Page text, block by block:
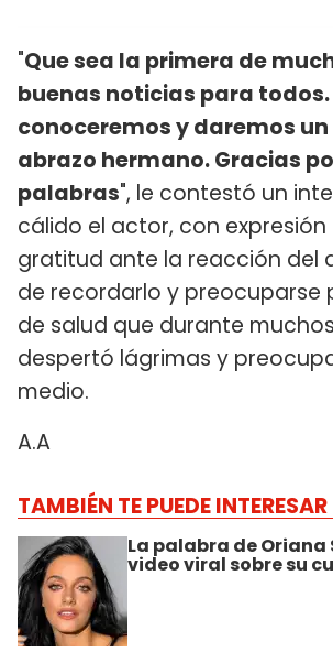
"Que sea la primera de
buenas noticias para todos.
conoceremos y daremos
abrazo hermano. Gracias
palabras", le contestó un
cálido el actor, con
gratitud ante la reacción del
de recordarlo y preocuparse
de salud que durante
despertó lágrimas y
medio.
A.A
TAMBIÉN TE PUEDE INTERESAR
La palabra de
video viral sobre su